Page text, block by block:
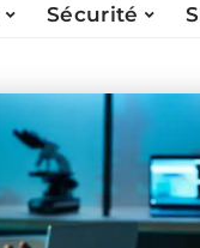
Sécurité